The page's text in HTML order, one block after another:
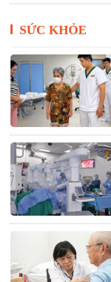
SỨC KHỎE